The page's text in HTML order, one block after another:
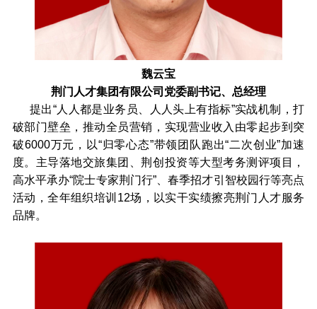
魏云宝
荆门人才集团有限公司党委副书记、总经理
提出“人人都是业务员、人人头上有指标”实战机制，打
破部门壁垒，推动全员营销，实现营业收入由零起步到突
破6000万元，以“归零心态”带领团队跑出“二次创业”加速
度。主导落地交旅集团、荆创投资等大型考务测评项目，
高水平承办“院士专家荆门行”、春季招才引智校园行等亮点
活动，全年组织培训12场，以实干实绩擦亮荆门人才服务
品牌。